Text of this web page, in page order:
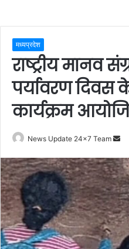
मध्यप्रदेश
राष्ट्रीय मानव
पर्यावरण
कार्यक्रम
News Update 24x7 Team